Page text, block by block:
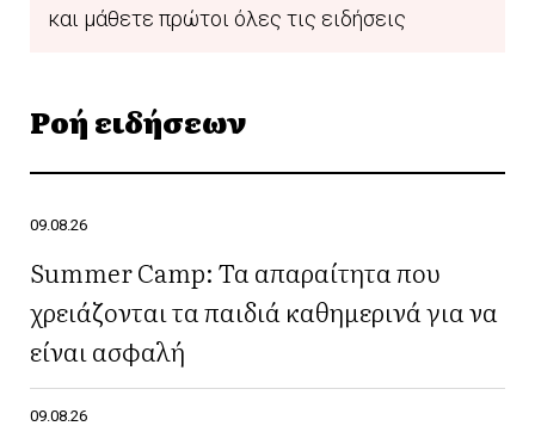
και μάθετε πρώτοι όλες τις ειδήσεις
Ροή ειδήσεων
09.08.26
Summer Camp: Τα απαραίτητα που
χρειάζονται τα παιδιά καθημερινά για να
είναι ασφαλή
09.08.26